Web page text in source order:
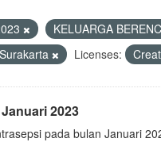
KELUARGA
Licenses:
2023
pada bulan Januari